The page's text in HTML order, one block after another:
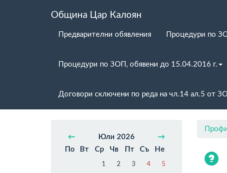
Община Цар Калоян
Предварителни обявления Процедури по
Процедури по ЗОП, обявени до 15.04.2016 г.
Договори сключени по реда на чл.14 ал.5 от
← Юли 2026
→
По
Вт Ср Чв Пт Съ Не
1 2 3 4 5